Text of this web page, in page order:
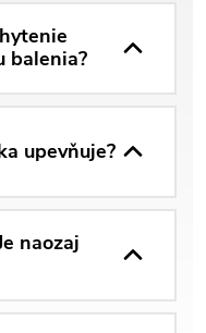
balenia?
upevňuje?
naozaj